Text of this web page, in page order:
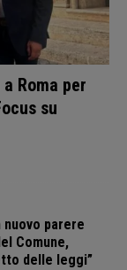
Roma per
su
nuovo parere
Comune,
delle leggi”